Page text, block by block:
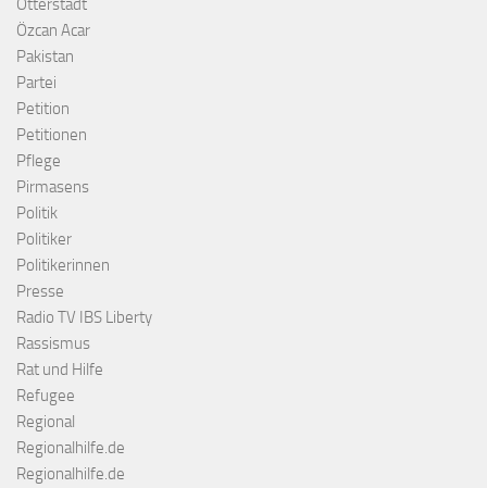
Otterstadt
Özcan Acar
Pakistan
Partei
Petition
Petitionen
Pflege
Pirmasens
Politik
Politiker
Politikerinnen
Presse
Radio TV IBS Liberty
Rassismus
Rat und Hilfe
Refugee
Regional
Regionalhilfe.de
Regionalhilfe.de